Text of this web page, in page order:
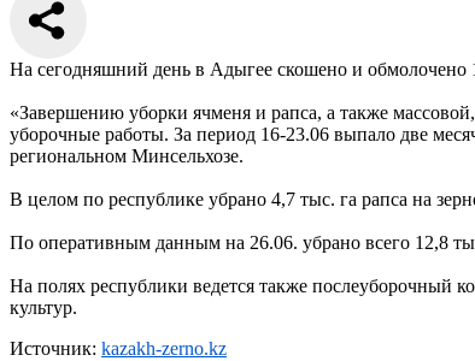
На сегодняшний день в Адыгее скошено и обмолочено
«Завершению уборки ячменя и рапса, а также
уборочные работы. За период 16-23.06 выпало две
региональном Минсельхозе.
В целом по республике убрано 4,7 тыс. га рапса на
По оперативным данным на 26.06. убрано всего 12,8
На полях республики ведется также послеуборочный
культур.
Источник: kazakh-zerno.kz